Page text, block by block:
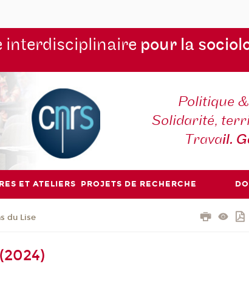
interdisciplinaire pour la
Politique
Solidarité,
Travail.
ET ATELIERS PROJETS DE RECHERCHE
du Lise